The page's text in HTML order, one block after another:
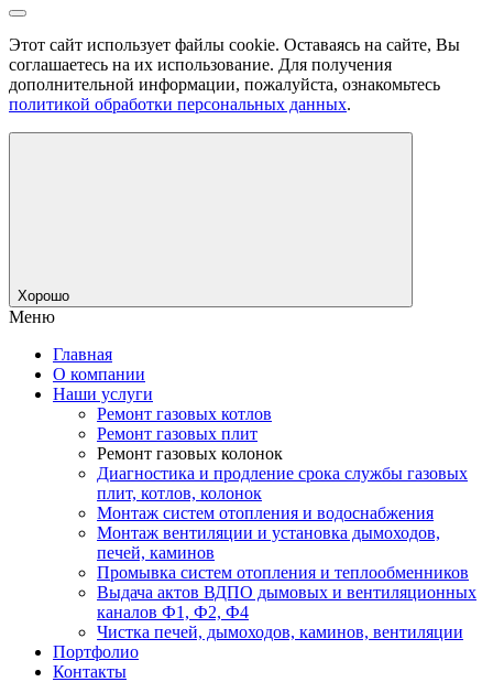
Этот сайт использует файлы cookie. Оставаясь на сайте, Вы
соглашаетесь на их использование. Для получения
дополнительной информации, пожалуйста, ознакомьтесь
политикой обработки персональных данных.
Хорошо
Меню
Главная
О компании
Наши услуги
Ремонт газовых котлов
Ремонт газовых плит
Ремонт газовых колонок
Диагностика и продление срока службы газовых
плит, котлов, колонок
Монтаж систем отопления и водоснабжения
Монтаж вентиляции и установка дымоходов,
печей, каминов
Промывка систем отопления и теплообменников
Выдача актов ВДПО дымовых и вентиляционных
каналов Ф1, Ф2, Ф4
Чистка печей, дымоходов, каминов, вентиляции
Портфолио
Контакты